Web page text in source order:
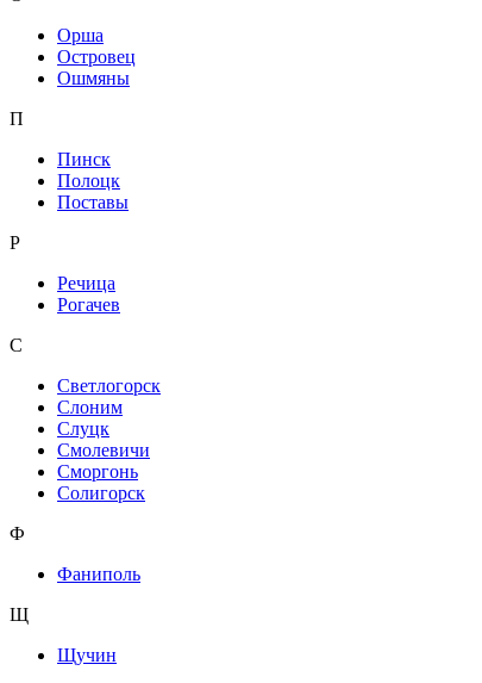
Орша
Островец
Ошмяны
П
Пинск
Полоцк
Поставы
Р
Речица
Рогачев
С
Светлогорск
Слоним
Слуцк
Смолевичи
Сморгонь
Солигорск
Ф
Фаниполь
Щ
Щучин